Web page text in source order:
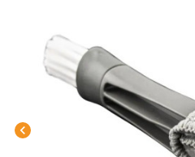
chevron_left